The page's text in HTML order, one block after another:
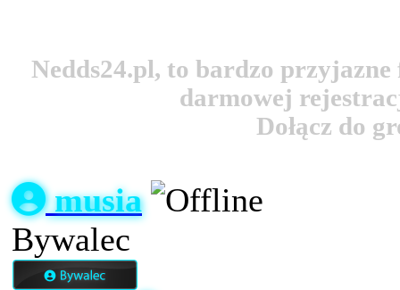
Nedds24.pl, to bardzo
darmowej
Dołącz do
musia
Bywalec